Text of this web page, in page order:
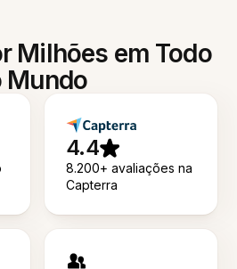
Milhões em Todo
Mundo
4.4
8.200+ avaliações na
Capterra